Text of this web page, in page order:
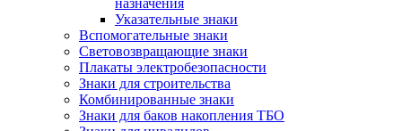
назначения
Указательные знаки
Вспомогательные знаки
Световозвращающие знаки
Плакаты электробезопасности
Знаки для строительства
Комбинированные знаки
Знаки для баков накопления ТБО